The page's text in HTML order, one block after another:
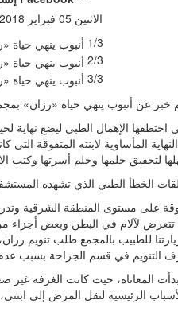
الاثنين 05 فبراير 2018 02:25 صباحاً
1/3
2/3
3/3
خبر عن أنبوب ينهي حياة «رزان»
الإهمال الطبي ليضع نهاية
المأساوية لابنته المتفوقة التي
الـ 17 عامًا والطالبة المتفوقة على مستوى
لآلام في البطن وبعض أجزاء
المعاناة، حيث كانت الغرفة
الرئيسية لنقل المرض إلى